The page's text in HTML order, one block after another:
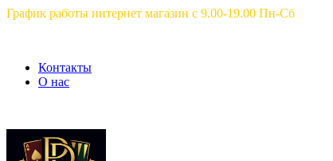
График работы интернет магазин с 9.00-19.00 Пн-Сб
Контакты
О нас